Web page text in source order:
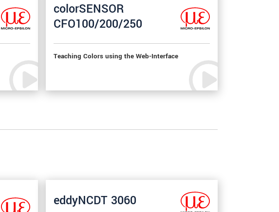
colorSENSOR
CFO100/200/250
Teaching Colors using the Web-Interface
eddyNCDT 3060